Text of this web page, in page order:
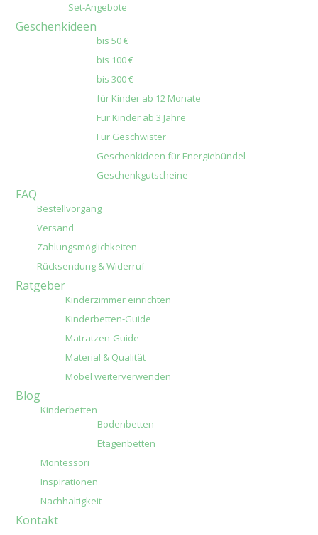
Set-Angebote
Geschenkideen
bis 50 €
bis 100 €
bis 300 €
für Kinder ab 12 Monate
Für Kinder ab 3 Jahre
Für Geschwister
Geschenkideen für Energiebündel
Geschenkgutscheine
FAQ
Bestellvorgang
Versand
Zahlungsmöglichkeiten
Rücksendung & Widerruf
Ratgeber
Kinderzimmer einrichten
Kinderbetten-Guide
Matratzen-Guide
Material & Qualität
Möbel weiterverwenden
Blog
Kinderbetten
Bodenbetten
Etagenbetten
Montessori
Inspirationen
Nachhaltigkeit
Kontakt